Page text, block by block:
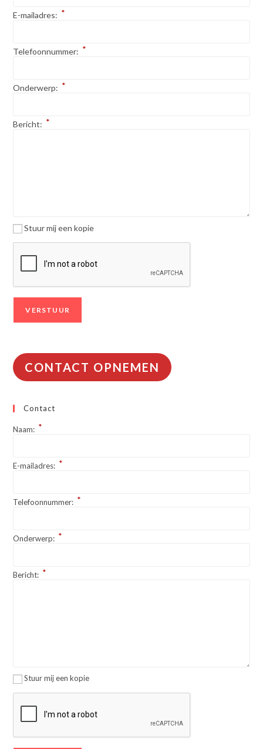
E-mailadres: *
Telefoonnummer: *
Onderwerp: *
Bericht: *
Stuur mij een kopie
CONTACT OPNEMEN
Contact
Naam: *
E-mailadres: *
Telefoonnummer: *
Onderwerp: *
Bericht: *
Stuur mij een kopie